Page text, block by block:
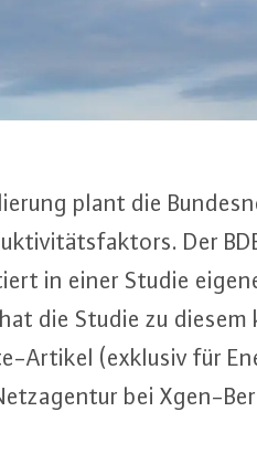
plant die
Der
in einer Studie
die Studie zu
Ar­ti­kel (exklusiv für
bei Xgen-